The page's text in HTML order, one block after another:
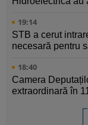
19:14
STB a cerut
necesară pentru
18:40
Camera
extraordinară în